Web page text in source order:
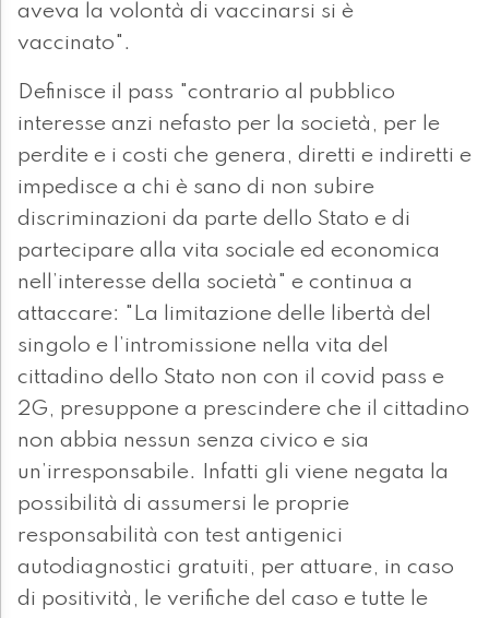
aveva la volontà di vaccinarsi si è
vaccinato".
Definisce il pass "contrario al pubblico
interesse anzi nefasto per la società, per le
perdite e i costi che genera, diretti e indiretti e
impedisce a chi è sano di non subire
discriminazioni da parte dello Stato e di
partecipare alla vita sociale ed economica
nell’interesse della società" e continua a
attaccare: "La limitazione delle libertà del
singolo e l’intromissione nella vita del
cittadino dello Stato non con il covid pass e
2G, presuppone a prescindere che il cittadino
non abbia nessun senza civico e sia
un’irresponsabile. Infatti gli viene negata la
possibilità di assumersi le proprie
responsabilità con test antigenici
autodiagnostici gratuiti, per attuare, in caso
di positività, le verifiche del caso e tutte le